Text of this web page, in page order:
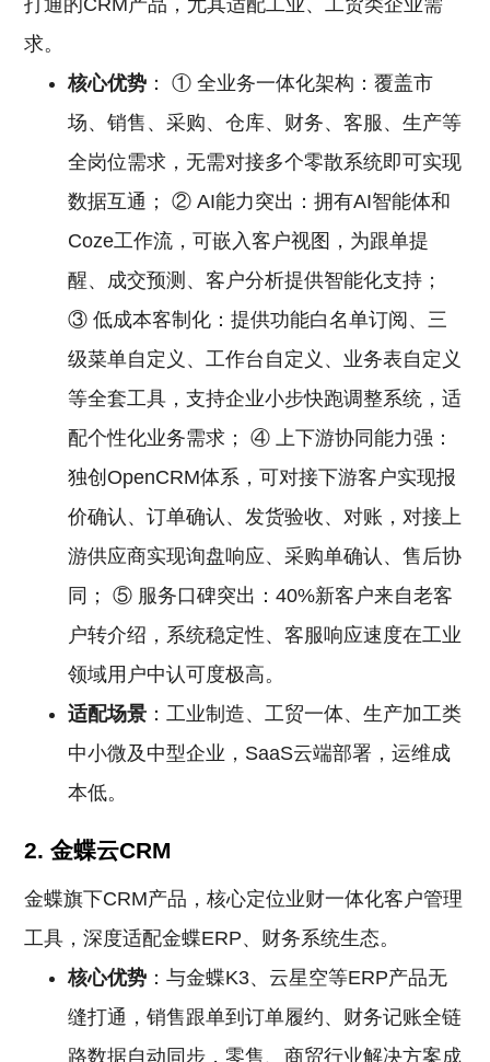
打通的CRM产品，尤其适配工业、工贸类企业需
求。
核心优势 ： ① 全业务一体化架构：覆盖市
场、销售、采购、仓库、财务、客服、生产等
全岗位需求，无需对接多个零散系统即可实现
数据互通； ② AI能力突出：拥有AI智能体和
Coze工作流，可嵌入客户视图，为跟单提
醒、成交预测、客户分析提供智能化支持；
③ 低成本客制化：提供功能白名单订阅、三
级菜单自定义、工作台自定义、业务表自定义
等全套工具，支持企业小步快跑调整系统，适
配个性化业务需求； ④ 上下游协同能力强：
独创OpenCRM体系，可对接下游客户实现报
价确认、订单确认、发货验收、对账，对接上
游供应商实现询盘响应、采购单确认、售后协
同； ⑤ 服务口碑突出：40%新客户来自老客
户转介绍，系统稳定性、客服响应速度在工业
领域用户中认可度极高。
适配场景 ：工业制造、工贸一体、生产加工类
中小微及中型企业，SaaS云端部署，运维成
本低。
2. 金蝶云CRM
金蝶旗下CRM产品，核心定位业财一体化客户管理
工具，深度适配金蝶ERP、财务系统生态。
核心优势 ：与金蝶K3、云星空等ERP产品无
缝打通，销售跟单到订单履约、财务记账全链
路数据自动同步，零售、商贸行业解决方案成